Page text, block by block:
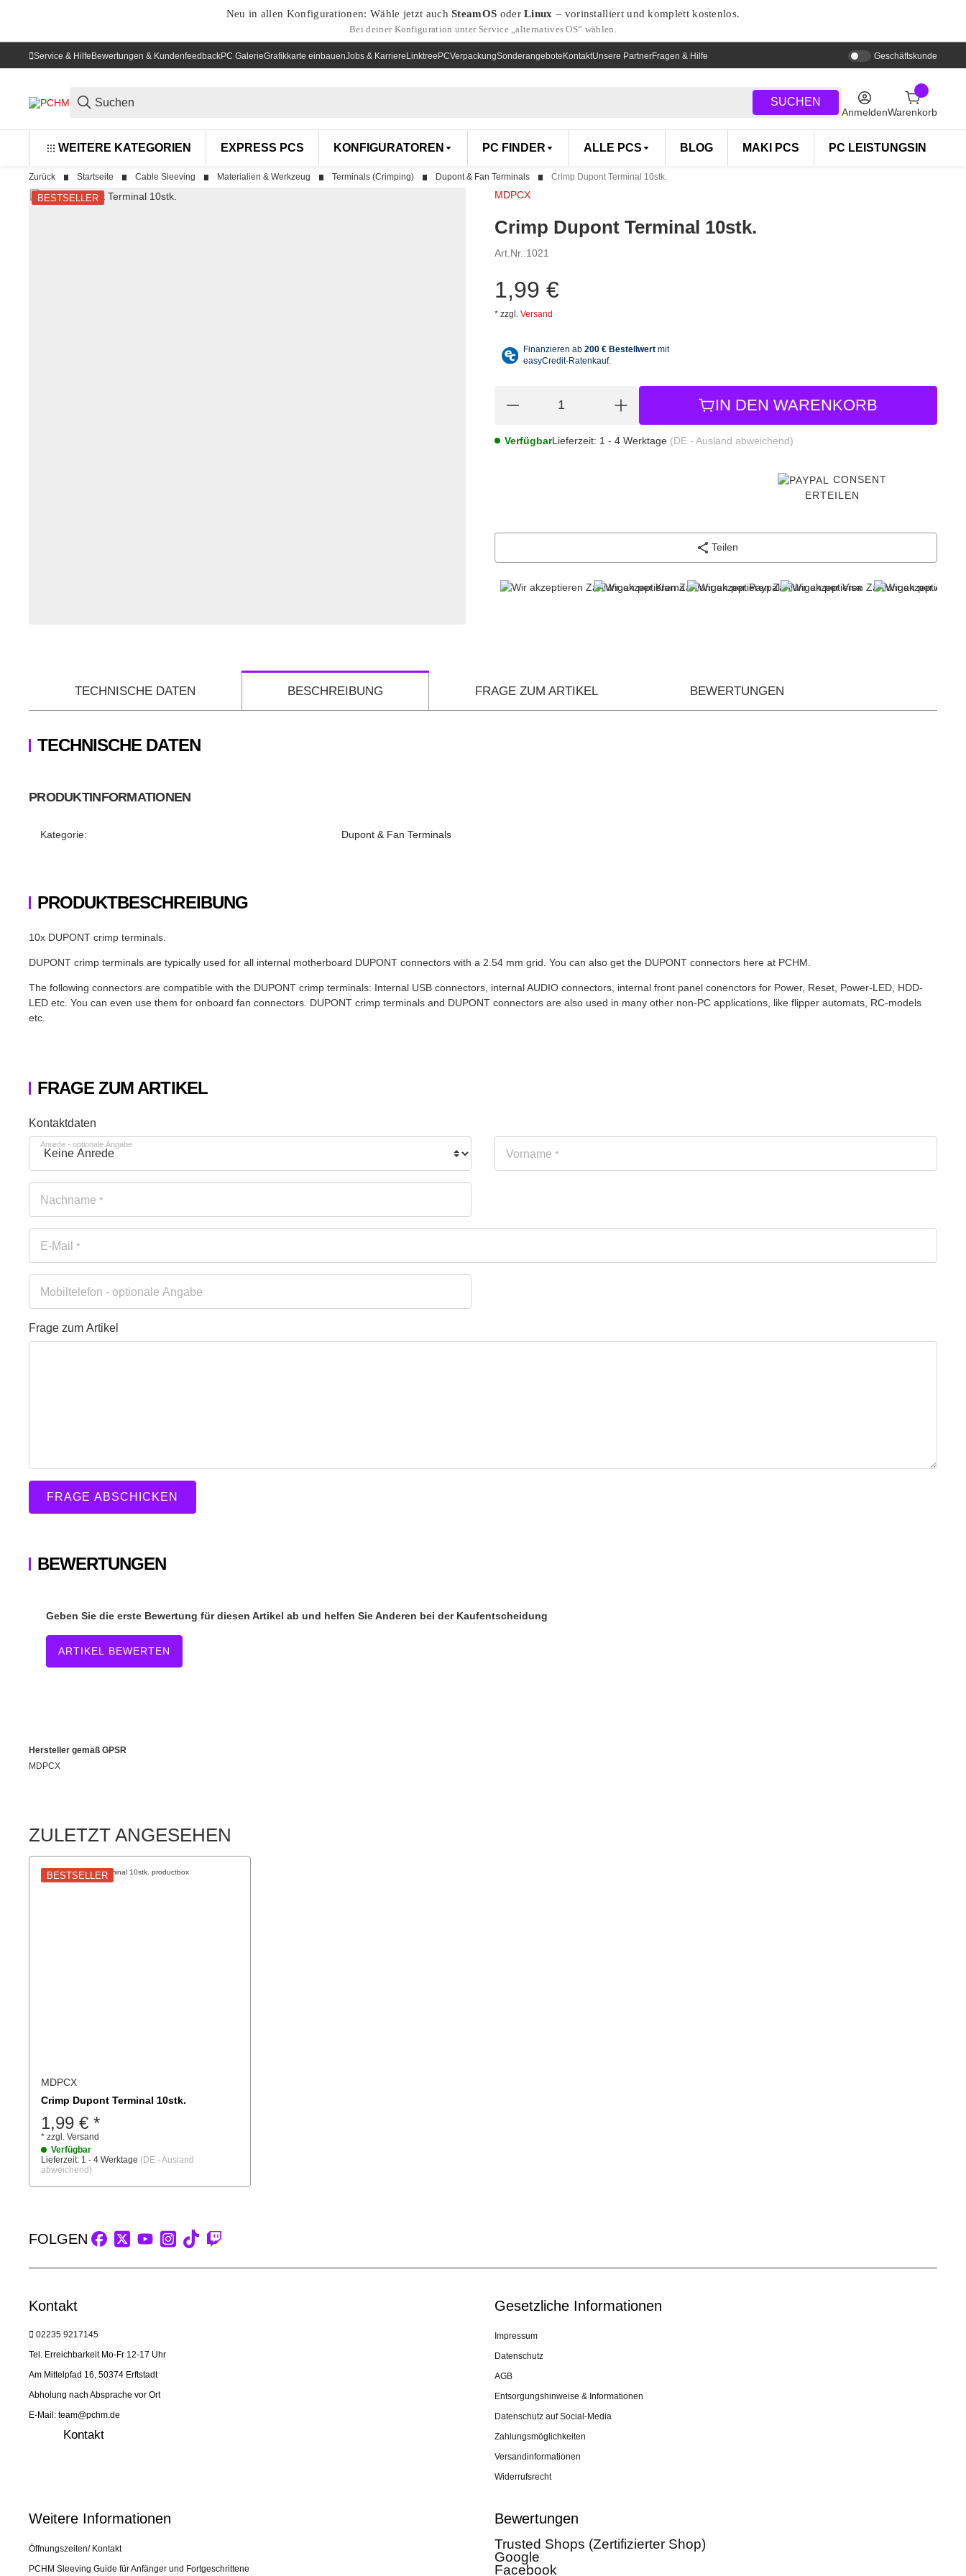
Neu in allen Konfigurationen: Wähle jetzt auchSteamOS oderLinux – vorinstalliert und komplett kostenlos.
Bei deiner Konfiguration unter Service „alternatives OS“ wählen.
Service & HilfeBewertungen & KundenfeedbackPC GalerieGrafikkarte einbauenJobs & KarriereLinktreePCVerpackungSonderangeboteKontaktUnsere PartnerFragen & Hilfe Geschäftskunde
SUCHEN
AnmeldenWarenkorb
WEITERE KATEGORIEN EXPRESS PCS KONFIGURATOREN PC FINDER ALLE PCS BLOG MAKI PCS PC LEISTUNGSINDEX
Zurück Startseite Cable Sleeving Materialien & Werkzeug Terminals (Crimping) Dupont & Fan Terminals Crimp Dupont Terminal 10stk.
BESTSELLER MDPCX
Crimp Dupont Terminal 10stk.
Art.Nr.:1021
1,99 €
* zzgl. Versand
IN DEN WARENKORB
VerfügbarLieferzeit: 1 - 4 Werktage (DE - Ausland abweichend)
CONSENT
ERTEILEN
Teilen
TECHNISCHE DATEN BESCHREIBUNG FRAGE ZUM ARTIKEL BEWERTUNGEN
TECHNISCHE DATEN
PRODUKTINFORMATIONEN
Produkteigenschaft
Wert
Kategorie: Dupont & Fan Terminals
PRODUKTBESCHREIBUNG
10x DUPONT crimp terminals.
DUPONT crimp terminals are typically used for all internal motherboard DUPONT connectors with a 2.54 mm grid. You can also get the DUPONT connectors here at PCHM.
The following connectors are compatible with the DUPONT crimp terminals: Internal USB connectors, internal AUDIO connectors, internal front panel conenctors for Power, Reset, Power-LED, HDD-
LED etc. You can even use them for onboard fan connectors. DUPONT crimp terminals and DUPONT connectors are also used in many other non-PC applications, like flipper automats, RC-models
etc.
FRAGE ZUM ARTIKEL
Honeypot
Kontaktdaten
Anrede - optionale Angabe
Vorname *
Nachname *
E-Mail *
Mobiltelefon - optionale Angabe
Frage zum Artikel
FRAGE ABSCHICKEN
BEWERTUNGEN
Geben Sie die erste Bewertung für diesen Artikel ab und helfen Sie Anderen bei der Kaufentscheidung
ARTIKEL BEWERTEN
Hersteller gemäß GPSR
MDPCX
ZULETZT ANGESEHEN
BESTSELLER
MDPCX
Crimp Dupont Terminal 10stk.
1,99 € *
* zzgl. Versand
Verfügbar
Lieferzeit: 1 - 4 Werktage (DE - Ausland
abweichend)
FOLGEN
Kontakt
02235 9217145
Tel. Erreichbarkeit Mo-Fr 12-17 Uhr
Am Mittelpfad 16, 50374 Erftstadt
Abholung nach Absprache vor Ort
E-Mail: team@pchm.de
Kontakt
Gesetzliche Informationen
Impressum
Datenschutz
AGB
Entsorgungshinweise & Informationen
Datenschutz auf Social-Media
Zahlungsmöglichkeiten
Versandinformationen
Widerrufsrecht
Weitere Informationen
Öffnungszeiten/ Kontakt
PCHM Sleeving Guide für Anfänger und Fortgeschrittene
Bewertungen
Trusted Shops (Zertifizierter Shop)
Google
Facebook